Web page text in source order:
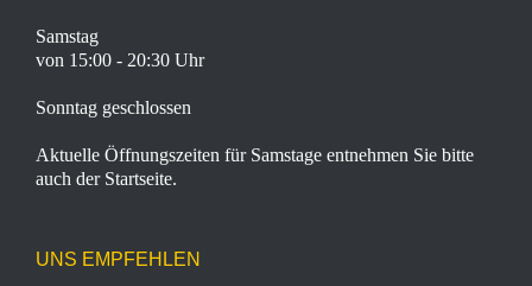
Samstag
von 15:00 - 20:30 Uhr
Sonntag geschlossen
Aktuelle Öffnungszeiten für Samstage entnehmen Sie bitte
auch der Startseite.
UNS EMPFEHLEN